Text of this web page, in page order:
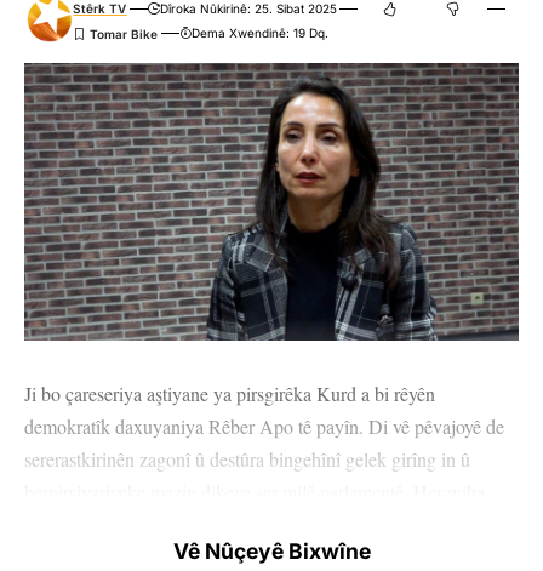
Stêrk TV
Dîroka Nûkirinê: 25. Sibat 2025
Dema Xwendinê: 19 Dq.
Ji bo çareseriya aştiyane ya pirsgirêka Kurd a bi rêyên
demokratîk daxuyaniya Rêber Apo tê payîn. Di vê pêvajoyê de
sererastkirinên zagonî û destûra bingehînî gelek girîng in û
pêvajoyê de roleke sereke dilîze.Vê Nûçeyê Bixwîne